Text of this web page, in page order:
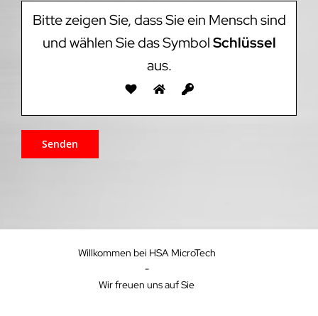
Bitte zeigen Sie, dass Sie ein Mensch sind
und wählen Sie das SymbolSchlüssel
aus.
Willkommen bei HSA MicroTech
-
Wir freuen uns auf Sie